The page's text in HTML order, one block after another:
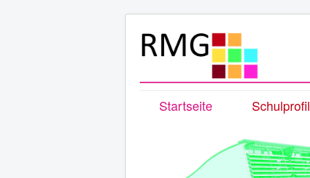
Startseite Schulprofil